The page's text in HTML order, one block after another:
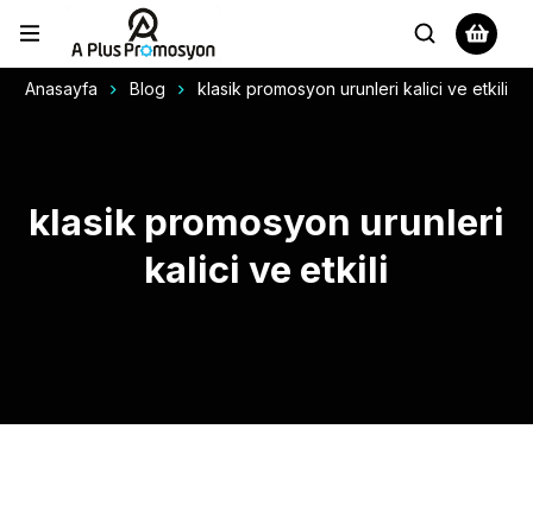
Anasayfa Blog klasik promosyon urunleri kalici ve etkili
klasik promosyon urunleri
kalici ve etkili